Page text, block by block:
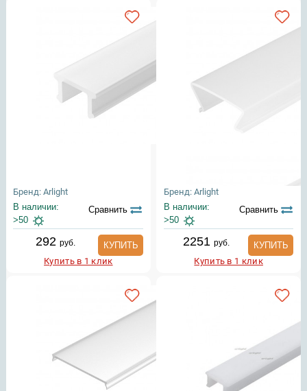
Бренд: Arlight
В наличии:
>50
Сравнить
292руб.
КУПИТЬ
Купить в 1 клик
Бренд: Arlight
В наличии:
>50
Сравнить
2251 руб.
КУПИТЬ
Купить в 1 клик